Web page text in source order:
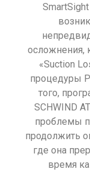
осложнения,
«Suction
процедуры
того,
SCHWIND
проблемы
продолжить
где она
время